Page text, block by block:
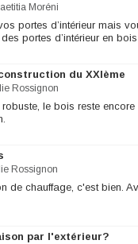
Moréni
portes d’intérieur mais
portes d’intérieur en
du XXIème
Rossignon
robuste, le bois reste
Rossignon
de chauffage, c'est bien.
par l'extérieur?